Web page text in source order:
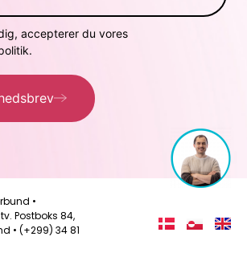
accepterer du vores
•
Postboks 84,
• (+299) 34 81